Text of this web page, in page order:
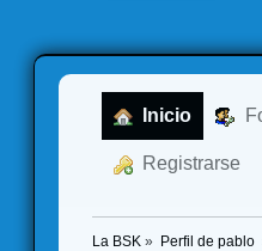
Inicio
Registrarse
La BSK » Perfil de pablo